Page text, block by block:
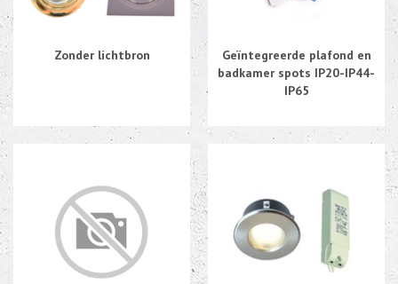
CEE-stekker-contra 380-230V
Beweging-Tijd-Rook Sensors
Zonder lichtbron
Geïntegreerde plafond en
badkamer spots IP20-IP44-
IP65